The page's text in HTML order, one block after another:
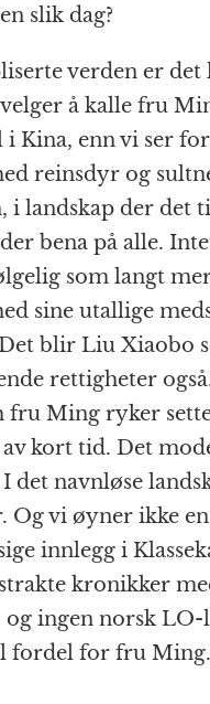
slik dag?
verden er det
å kalle fru
Kina, enn vi ser
reinsdyr og
i landskap der det
bena på alle.
som langt
sine utallige
blir Liu Xiaobo
rettigheter
fru Ming ryker
kort tid. Det
det navnløse
vi øyner ikke
innlegg i
kronikker
og ingen norsk
fordel for fru Ming.